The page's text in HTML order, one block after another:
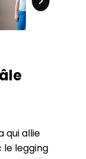
qui allie
legging